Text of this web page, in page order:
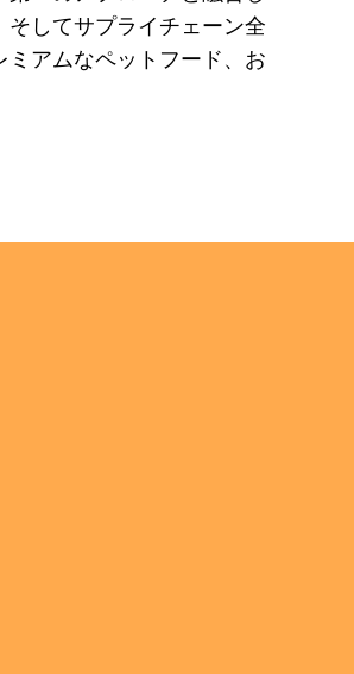
してサプライチェーン全
アムなペットフード、お